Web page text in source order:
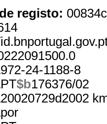
registo:
972-24-1188-8
PT$b176376/02
20020729d2002
por